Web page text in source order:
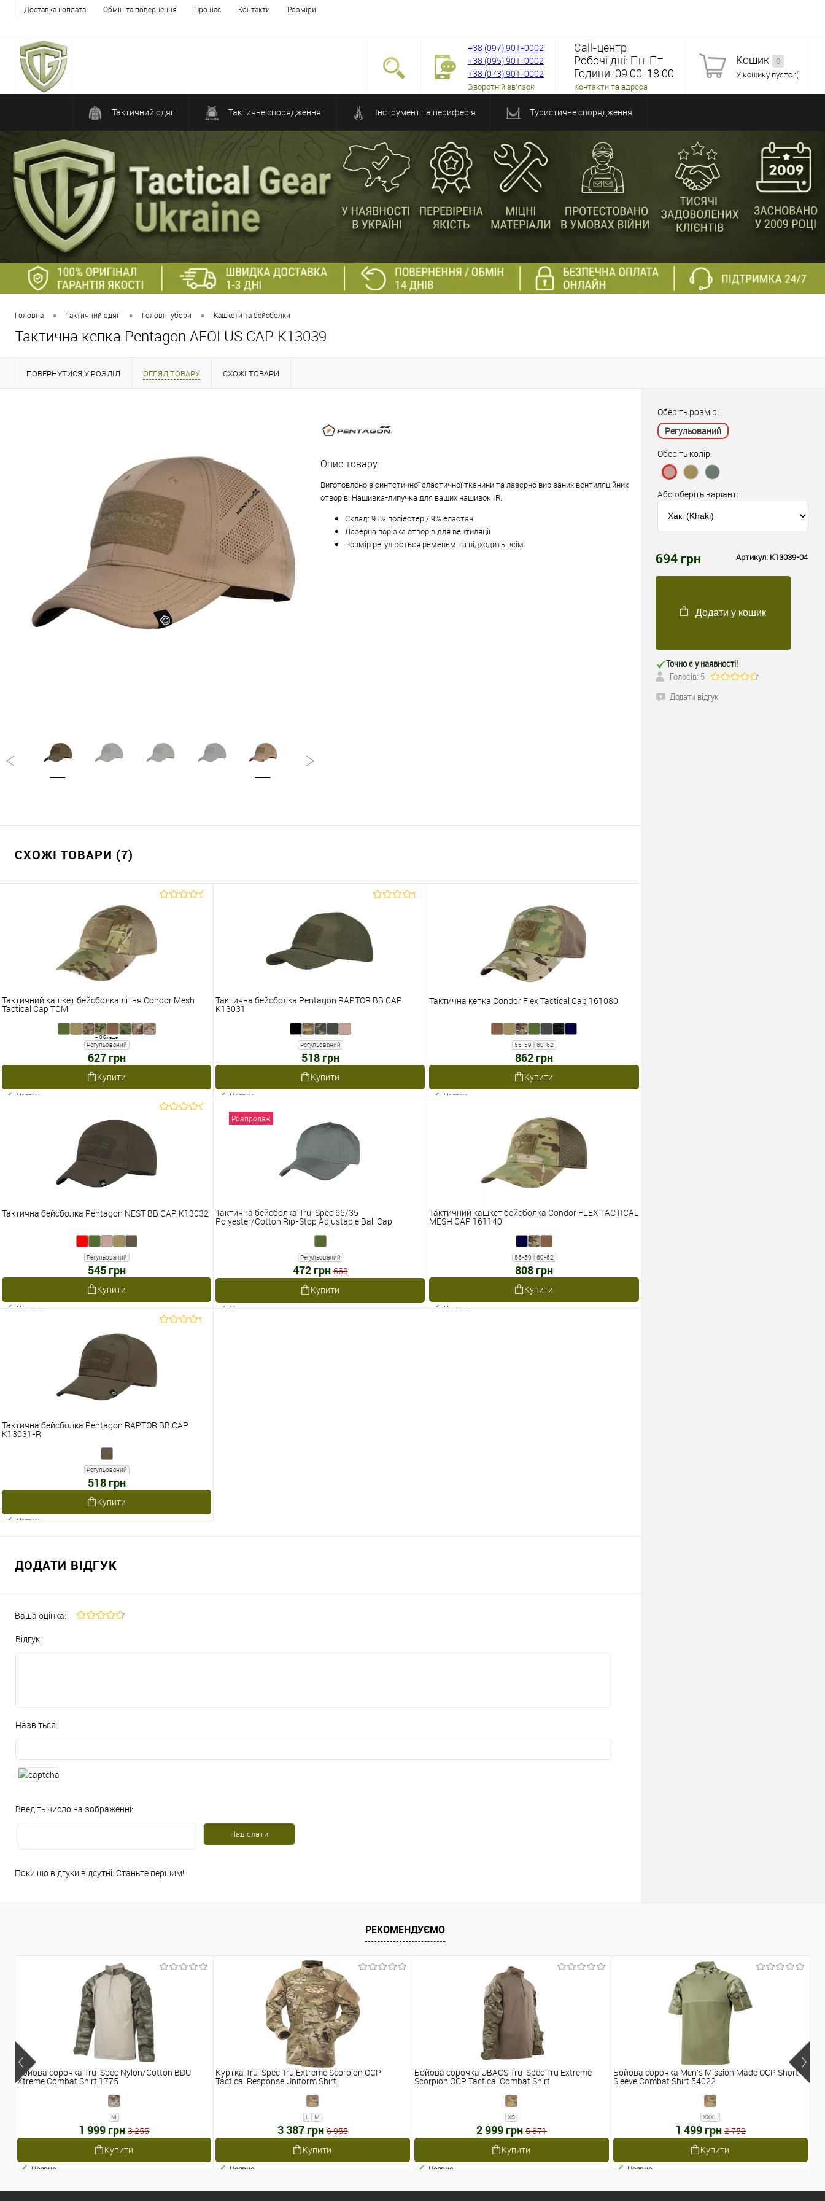
Доставка і оплата Обмін та повернення Про нас Контакти Розміри
+38 (097) 901-0002
+38 (095) 901-0002
+38 (073) 901-0002
Зворотній зв'язок
Call-центр
Робочі дні: Пн-Пт
Години: 09:00-18:00
Контакти та адреса
Кошик
0
У кошику пусто :(
Тактичний одяг Тактичне спорядження Інструмент та периферія Туристичне спорядження
Головна • Тактичний одяг • Головні убори • Кашкети та бейсболки
Тактична кепка Pentagon AEOLUS CAP K13039
ПОВЕРНУТИСЯ У РОЗДІЛ ОГЛЯД ТОВАРУ СХОЖІ ТОВАРИ
Опис товару:
Виготовлено з синтетичної еластичної тканини та лазерно вирізаних вентиляційних
отворів. Нашивка-липучка для ваших нашивок IR.
Склад: 91% поліестер / 9% еластан
Лазерна порізка отворів для вентиляції
Розмір регулюється ременем та підходить всім
СХОЖІ ТОВАРИ (7)
Тактичний кашкет бейсболка літня Condor Mesh
Tactical Cap TCM
+ 3 більше
Регульований
627 грн
Купити
Наявне
Тактична бейсболка Pentagon RAPTOR BB CAP
K13031
Регульований
518 грн
Купити
Наявне
Тактична кепка Condor Flex Tactical Cap 161080
56-59 60-62
862 грн
Купити
Наявне
Тактична бейсболка Pentagon NEST BB CAP K13032
Регульований
545 грн
Купити
Наявне
Розпродаж
Тактична бейсболка Tru-Spec 65/35
Polyester/Cotton Rip-Stop Adjustable Ball Cap
Регульований
472 грн 668
Купити
Наявне
Тактичний кашкет бейсболка Condor FLEX TACTICAL
MESH CAP 161140
56-59 60-62
808 грн
Купити
Наявне
Тактична бейсболка Pentagon RAPTOR BB CAP
K13031-R
Регульований
518 грн
Купити
Наявне
ДОДАТИ ВІДГУК
Ваша оцінка:
Відгук:
Назвіться:
Введіть число на зображенні:
Поки що відгуки відсутні. Станьте першим!
Оберіть розмір:
Регульований
Оберіть колір:
Або оберіть варіант:
694 грн Артикул: K13039-04
Додати у кошик
Точно є у наявності!
Голосів: 5
Додати відгук
РЕКОМЕНДУЄМО
Бойова сорочка Tru-Spec Nylon/Cotton BDU
Xtreme Combat Shirt 1775
M
1 999 грн 3 255
Купити
Наявне
Куртка Tru-Spec Tru Extreme Scorpion OCP
Tactical Response Uniform Shirt
L M
3 387 грн 6 955
Купити
Наявне
Бойова сорочка UBACS Tru-Spec Tru Extreme
Scorpion OCP Tactical Combat Shirt
XS
2 999 грн 5 871
Купити
Наявне
Бойова сорочка Men's Mission Made OCP Short
Sleeve Combat Shirt 54022
XXXL
1 499 грн 2 752
Купити
Наявне